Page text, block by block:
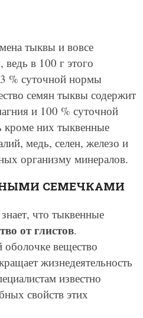
тыквы и вовсе
в 100 г этого
% суточной нормы
семян тыквы содержит
и 100 % суточной
них тыквенные
медь, селен, железо и
организму минералов.
СЕМЕЧКАМИ
что тыквенные
от глистов.
вещество
жизнедеятельность
известно
свойств этих